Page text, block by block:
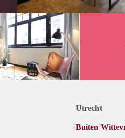
en gemeentelijke belastingen).
Utrecht
Buiten